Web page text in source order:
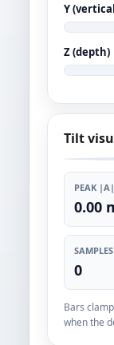
Y
Z (depth)
Tilt
+PEAK |A|
0.00
SAMPLES
0
Bars
when the